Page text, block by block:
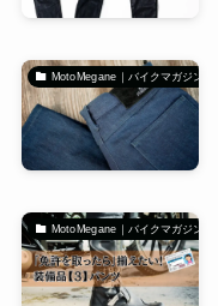
MotoMegane｜バイクマガジン
MotoMegane｜バイクマガジン